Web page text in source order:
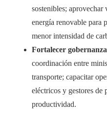
sostenibles; aprovechar
energía renovable para
menor intensidad de
Fortalecer
coordinación entre
transporte; capacitar
eléctricos y gestores de
productividad.